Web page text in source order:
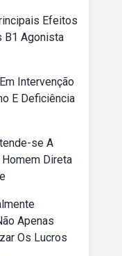
Efeitos
B1 Agonista
Intervenção
E Deficiência
se A
Direta
Apenas
Os Lucros